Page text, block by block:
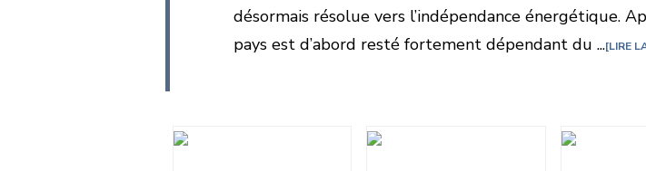
désormais résolue vers l’indépendance énergétique.
pays est d’abord resté fortement dépendant du ... LIRE